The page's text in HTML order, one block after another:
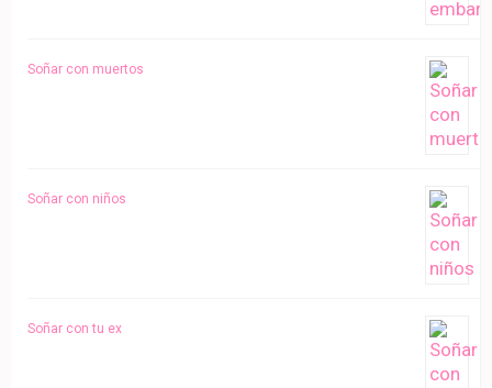
Soñar con muertos
Soñar con niños
Soñar con tu ex